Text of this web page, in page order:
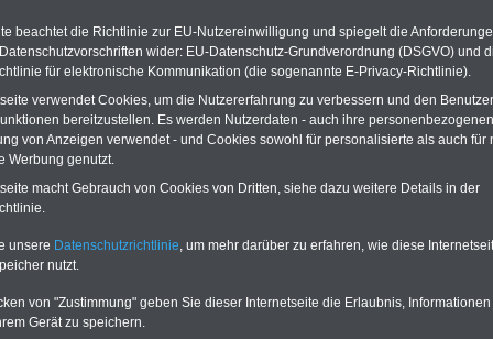
auch für Ruhestandsbeamte (zu geringe Alimentation)
hat die Berliner Landesbesoldung für verfassungs-
(Berlin muss bisMärz 2027 eine Neuregelung der Besoldung
Auch beim Bund (Beamte & Ruhestandsbeamte) gibt es teilweise
(Medienberichten zufolge liegt diese für alle (!) Beamte
mind.3.000 und 13.000 Euro, Der INFO-SERVICE gibt hierzu eine
heraus, die unmittelbar nach dem Beschluss des Gesetzentwurfs der
vorgelegt wird (im II. Quartal.2026 >>>
.
Zehn OnlineBücher & eBooks für den Öffentlichen Dienst oder
zum Komplettpreis von 15 Euro im Jahr -
beachtet die Richtlinie zur EU-Nutzereinwilligung und spiegelt die
wider: EU-Datenschutz-Grundverordnung (DSGVO) und
für elektronische Kommunikation (die sogenannte E-Privacy-Richtlinie).
verwendet Cookies, um die Nutzererfahrung zu verbessern und den
bereitzustellen. Es werden Nutzerdaten - auch ihre
von Anzeigen verwendet - und Cookies sowohl für personalisierte als auch für
Werbung genutzt.
macht Gebrauch von Cookies von Dritten, siehe dazu weitere Details in der
unsere Datenschutzrichtlinie, um mehr darüber zu erfahren, wie diese
nutzt.
von "Zustimmung" geben Sie dieser Internetseite die Erlaubnis,
Gerät zu speichern.